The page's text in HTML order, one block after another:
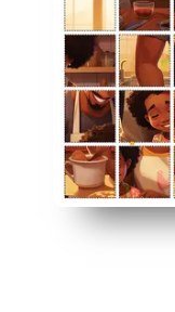
أو وضع واقي الصفحة